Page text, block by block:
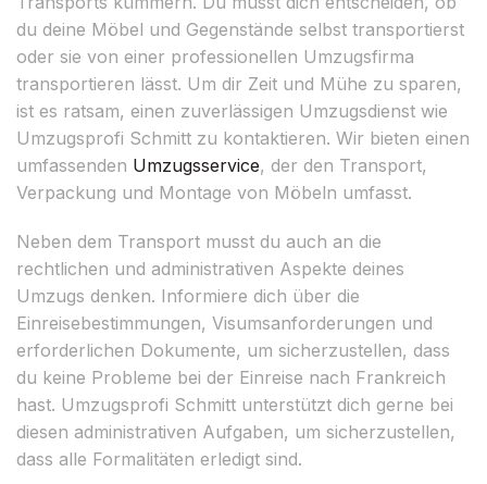
du deine Möbel und Gegenstände selbst transportierst
oder sie von einer professionellen Umzugsfirma
transportieren lässt. Um dir Zeit und Mühe zu sparen,
ist es ratsam, einen zuverlässigen Umzugsdienst wie
Umzugsprofi Schmitt zu kontaktieren. Wir bieten einen
umfassenden Umzugsservice, der den Transport,
Verpackung und Montage von Möbeln umfasst.
Neben dem Transport musst du auch an die
rechtlichen und administrativen Aspekte deines
Umzugs denken. Informiere dich über die
Einreisebestimmungen, Visumsanforderungen und
erforderlichen Dokumente, um sicherzustellen, dass
du keine Probleme bei der Einreise nach Frankreich
hast. Umzugsprofi Schmitt unterstützt dich gerne bei
diesen administrativen Aufgaben, um sicherzustellen,
dass alle Formalitäten erledigt sind.